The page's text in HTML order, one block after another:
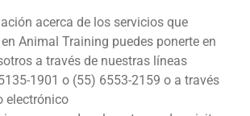
acerca de los servicios que
Animal Training puedes ponerte en
a través de nuestras líneas
1901 o (55) 6553-2159 o a través
electrónico